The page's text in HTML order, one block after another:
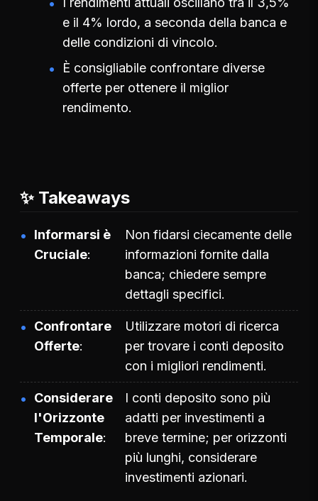
e il 4% lordo, a seconda della banca e
delle condizioni di vincolo.
È consigliabile confrontare diverse
offerte per ottenere il miglior
rendimento.
✨ Takeaways
Informarsi è
Cruciale
Non fidarsi ciecamente delle
informazioni fornite dalla
banca; chiedere sempre
dettagli specifici.
Confrontare
Offerte
Utilizzare motori di ricerca
per trovare i conti deposito
con i migliori rendimenti.
Considerare
l'Orizzonte
Temporale
I conti deposito sono più
adatti per investimenti a
breve termine; per orizzonti
più lunghi, considerare
investimenti azionari.